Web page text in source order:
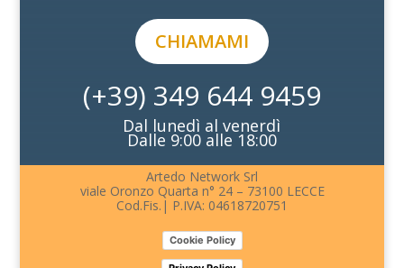
CHIAMAMI
(+39) 349 644 9459
Dal lunedì al venerdì
Dalle 9:00 alle 18:00
Artedo Network Srl
viale Oronzo Quarta n° 24 – 73100 LECCE
Cod.Fis.| P.IVA: 04618720751
Cookie Policy